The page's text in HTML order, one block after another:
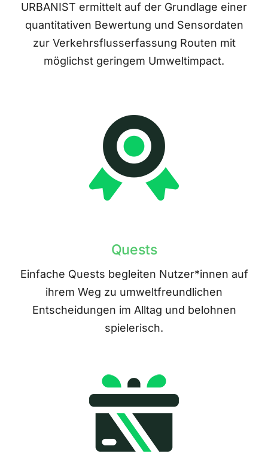
URBANIST ermittelt auf der Grundlage einer
quantitativen Bewertung und Sensordaten
zur Verkehrsflusserfassung Routen mit
möglichst geringem Umweltimpact.
Quests
Einfache Quests begleiten Nutzer*innen auf
ihrem Weg zu umweltfreundlichen
Entscheidungen im Alltag und belohnen
spielerisch.